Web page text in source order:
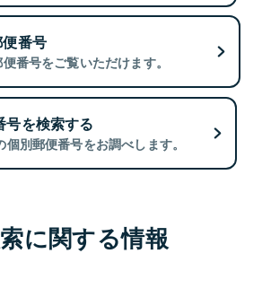
番号
番号をご覧いただけます。
号を検索する
別郵便番号をお調べします。
に関する情報